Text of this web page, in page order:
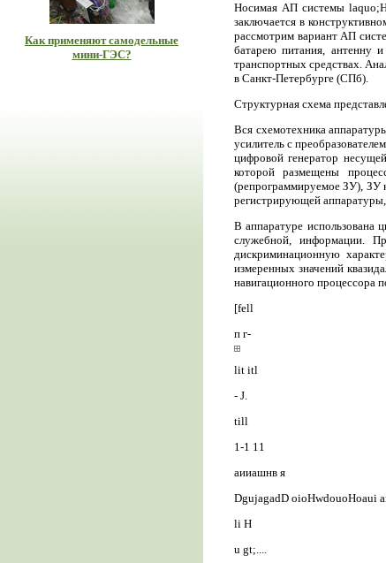
Носимая АП системы
заключается в
рассмотрим вариант АП
батарею питания, антенну
транспортных средствах.
в Санкт-Петербурге (СПб).
Структурная схема
Вся схемотехника
усилитель с
цифровой генератор
которой размещены
(репрограммируемое ЗУ), ЗУ
регистрирующей аппаратуры,
В аппаратуре использована
служебной, информации.
дискриминационную
измеренных значений
навигационного процессора
[fell
п г-
lit itl
- J.
till
1-1 11
аииашнв я
DgujagadD oioHwdouoHoaui
li H
u gt;....
Как применяют самодельные
мини-ГЭС?